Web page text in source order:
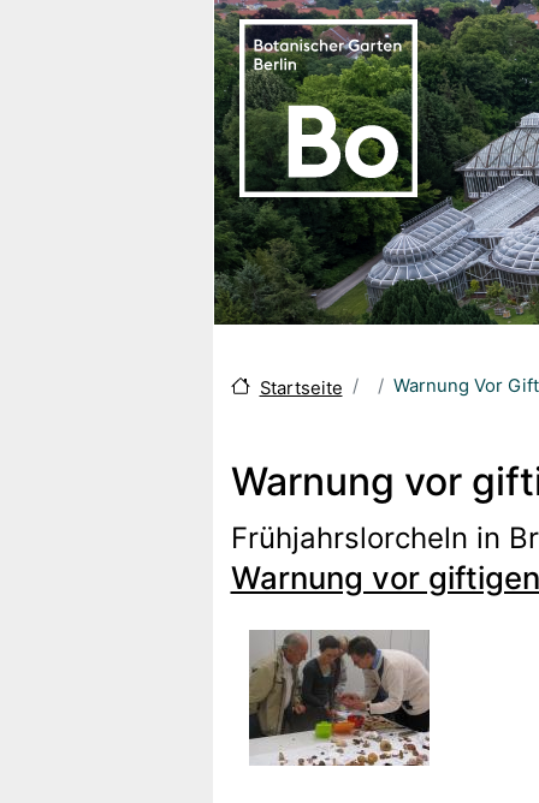
Startseite Warnung Vor
Warnung vor
Frühjahrslorcheln in
Warnung vor